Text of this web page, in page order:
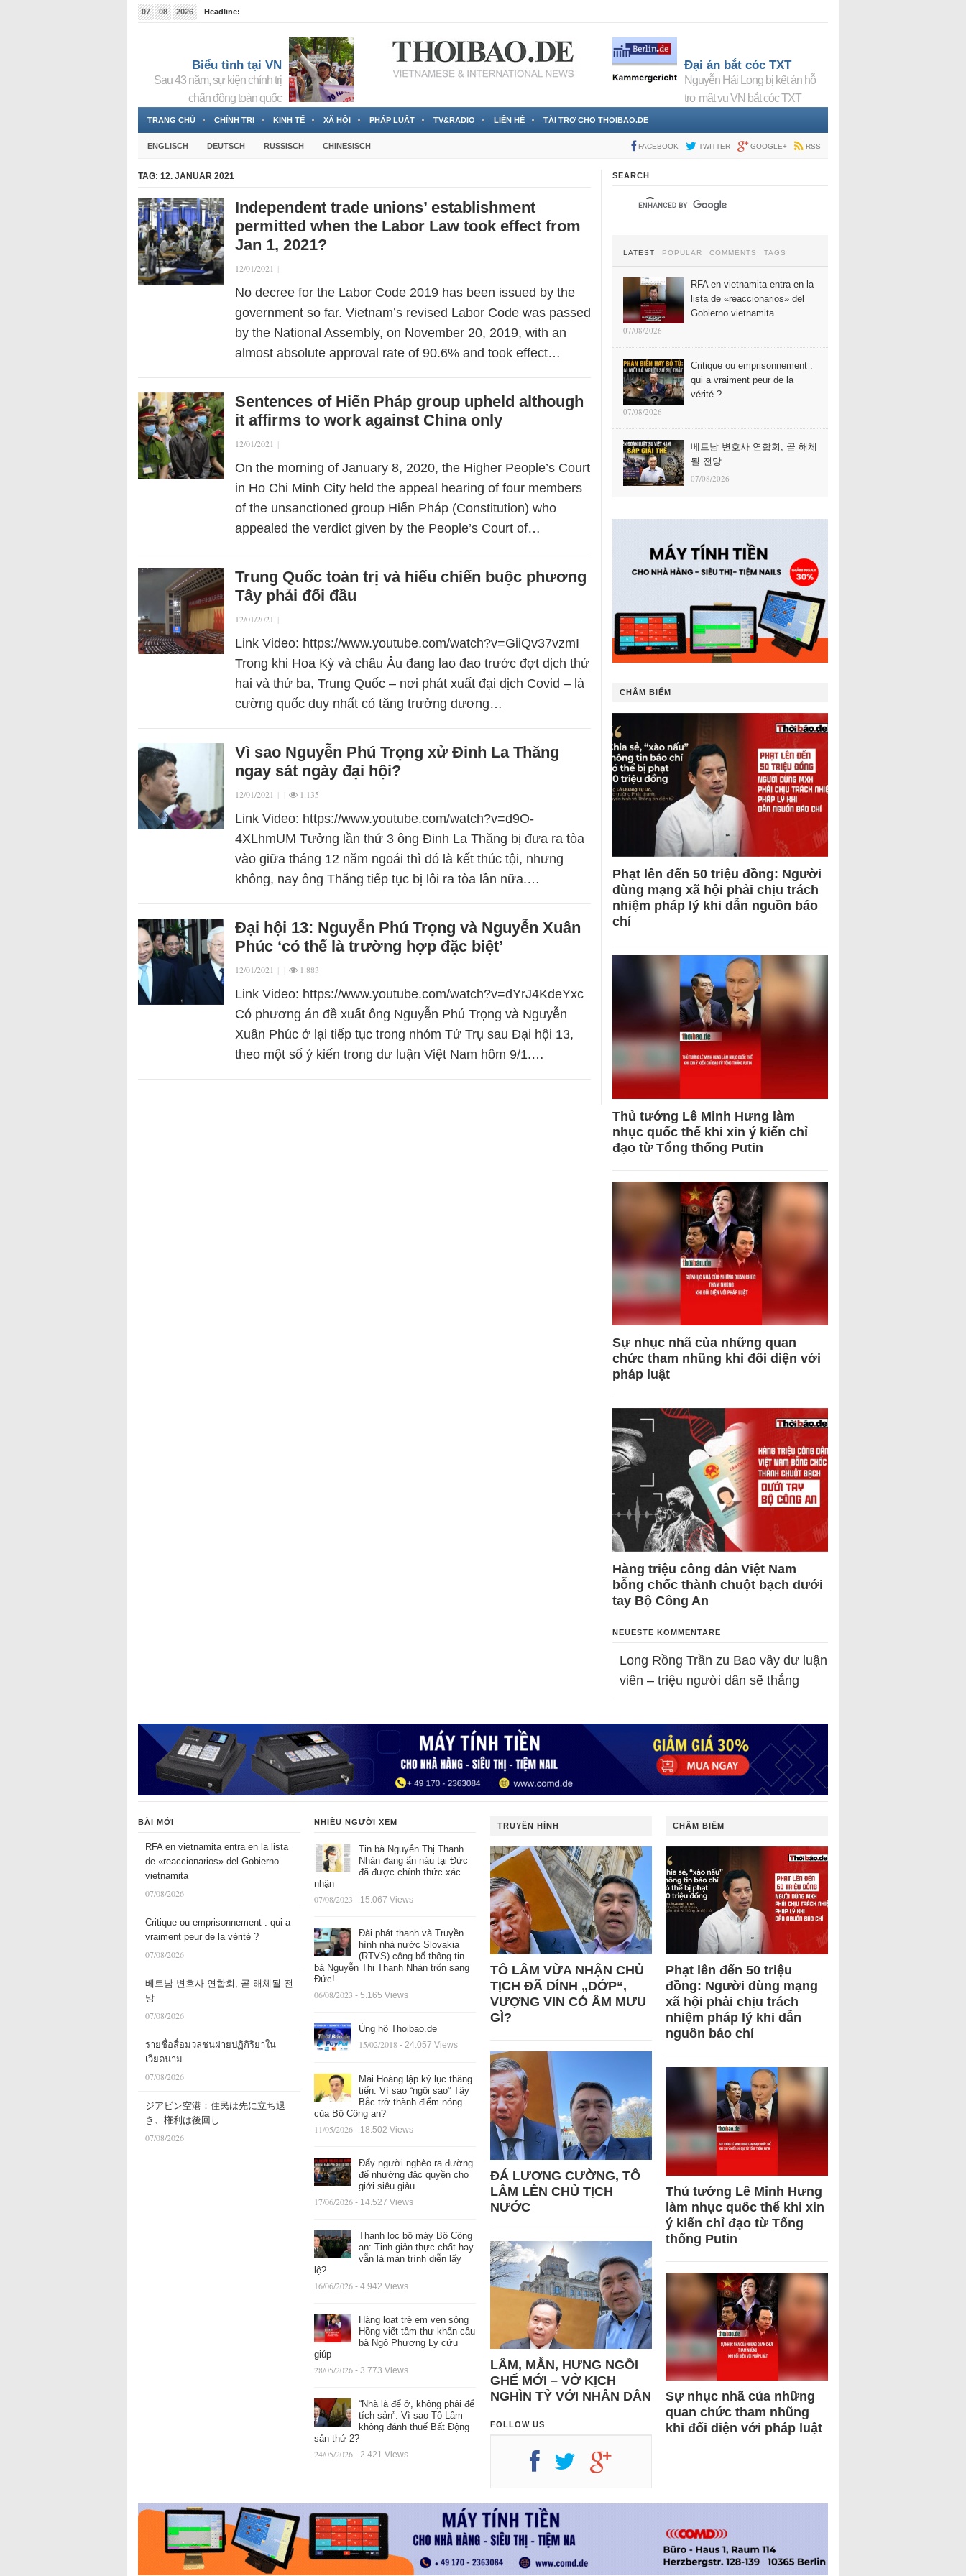
07 08 2026
Headline:
Biểu tình tại VN
Sau 43 năm, sự kiện chính trị
chấn động toàn quốc
Đại án bắt cóc TXT
Nguyễn Hải Long bị kết án hỗ
trợ mật vụ VN bắt cóc TXT
TRANG CHỦ CHÍNH TRỊ KINH TẾ XÃ HỘI PHÁP LUẬT TV&RADIO LIÊN HỆ TÀI TRỢ CHO THOIBAO.DE
ENGLISCH DEUTSCH RUSSISCH CHINESISCH FACEBOOK TWITTER GOOGLE+ RSS
TAG: 12. JANUAR 2021
Independent trade unions’ establishment
permitted when the Labor Law took effect from
Jan 1, 2021?
12/01/2021 |
No decree for the Labor Code 2019 has been issued by the
government so far. Vietnam’s revised Labor Code was passed
by the National Assembly, on November 20, 2019, with an
almost absolute approval rate of 90.6% and took effect…
Sentences of Hiến Pháp group upheld although
it affirms to work against China only
12/01/2021 |
On the morning of January 8, 2020, the Higher People’s Court
in Ho Chi Minh City held the appeal hearing of four members
of the unsanctioned group Hiến Pháp (Constitution) who
appealed the verdict given by the People’s Court of…
Trung Quốc toàn trị và hiếu chiến buộc phương
Tây phải đối đầu
12/01/2021 |
Link Video: https://www.youtube.com/watch?v=GiiQv37vzmI
Trong khi Hoa Kỳ và châu Âu đang lao đao trước đợt dịch thứ
hai và thứ ba, Trung Quốc – nơi phát xuất đại dịch Covid – là
cường quốc duy nhất có tăng trưởng dương…
Vì sao Nguyễn Phú Trọng xử Đinh La Thăng
ngay sát ngày đại hội?
12/01/2021 | | 1.135
Link Video: https://www.youtube.com/watch?v=d9O-
4XLhmUM Tưởng lần thứ 3 ông Đinh La Thăng bị đưa ra tòa
vào giữa tháng 12 năm ngoái thì đó là kết thúc tội, nhưng
không, nay ông Thăng tiếp tục bị lôi ra tòa lần nữa.…
Đại hội 13: Nguyễn Phú Trọng và Nguyễn Xuân
Phúc ‘có thể là trường hợp đặc biệt’
12/01/2021 | | 1.883
Link Video: https://www.youtube.com/watch?v=dYrJ4KdeYxc
Có phương án đề xuất ông Nguyễn Phú Trọng và Nguyễn
Xuân Phúc ở lại tiếp tục trong nhóm Tứ Trụ sau Đại hội 13,
theo một số ý kiến trong dư luận Việt Nam hôm 9/1.…
SEARCH
LATEST POPULAR COMMENTS TAGS
RFA en vietnamita entra en la
lista de «reaccionarios» del
Gobierno vietnamita
07/08/2026
Critique ou emprisonnement :
qui a vraiment peur de la
vérité ?
07/08/2026
베트남 변호사 연합회, 곧 해체
될 전망
07/08/2026
CHÂM BIẾM
Phạt lên đến 50 triệu đồng: Người
dùng mạng xã hội phải chịu trách
nhiệm pháp lý khi dẫn nguồn báo
chí
Thủ tướng Lê Minh Hưng làm
nhục quốc thể khi xin ý kiến chỉ
đạo từ Tổng thống Putin
Sự nhục nhã của những quan
chức tham nhũng khi đối diện với
pháp luật
Hàng triệu công dân Việt Nam
bỗng chốc thành chuột bạch dưới
tay Bộ Công An
NEUESTE KOMMENTARE
Long Rồng Trần zu Bao vây dư luận
viên – triệu người dân sẽ thắng
BÀI MỚI
RFA en vietnamita entra en la lista
de «reaccionarios» del Gobierno
vietnamita
07/08/2026
Critique ou emprisonnement : qui a
vraiment peur de la vérité ?
07/08/2026
베트남 변호사 연합회, 곧 해체될 전
망
07/08/2026
รายชื่อสื่อมวลชนฝ่ายปฏิกิริยาใน
เวียดนาม
07/08/2026
ジアビン空港：住民は先に立ち退
き、権利は後回し
07/08/2026
NHIỀU NGƯỜI XEM
Tin bà Nguyễn Thị Thanh
Nhàn đang ẩn náu tại Đức
đã được chính thức xác
nhận
07/08/2023 - 15.067 Views
Đài phát thanh và Truyền
hình nhà nước Slovakia
(RTVS) công bố thông tin
bà Nguyễn Thị Thanh Nhàn trốn sang
Đức!
06/08/2023 - 5.165 Views
Ủng hộ Thoibao.de
15/02/2018 - 24.057 Views
Mai Hoàng lập kỷ lục thăng
tiến: Vì sao “ngôi sao” Tây
Bắc trở thành điểm nóng
của Bộ Công an?
11/05/2026 - 18.502 Views
Đẩy người nghèo ra đường
để nhường đặc quyền cho
giới siêu giàu
17/06/2026 - 14.527 Views
Thanh lọc bộ máy Bộ Công
an: Tinh giản thực chất hay
vẫn là màn trình diễn lấy
lệ?
16/06/2026 - 4.942 Views
Hàng loạt trẻ em ven sông
Hồng viết tâm thư khẩn cầu
bà Ngô Phương Ly cứu
giúp
28/05/2026 - 3.773 Views
“Nhà là để ở, không phải để
tích sản”: Vì sao Tô Lâm
không đánh thuế Bất Động
sản thứ 2?
24/05/2026 - 2.421 Views
TRUYỀN HÌNH
TÔ LÂM VỪA NHẬN CHỦ
TỊCH ĐÃ DÍNH „DỚP“,
VƯỢNG VIN CÓ ÂM MƯU
GÌ?
ĐÁ LƯƠNG CƯỜNG, TÔ
LÂM LÊN CHỦ TỊCH
NƯỚC
LÂM, MẪN, HƯNG NGỒI
GHẾ MỚI – VỞ KỊCH
NGHÌN TỶ VỚI NHÂN DÂN
FOLLOW US
CHÂM BIẾM
Phạt lên đến 50 triệu
đồng: Người dùng mạng
xã hội phải chịu trách
nhiệm pháp lý khi dẫn
nguồn báo chí
Thủ tướng Lê Minh Hưng
làm nhục quốc thể khi xin
ý kiến chỉ đạo từ Tổng
thống Putin
Sự nhục nhã của những
quan chức tham nhũng
khi đối diện với pháp luật